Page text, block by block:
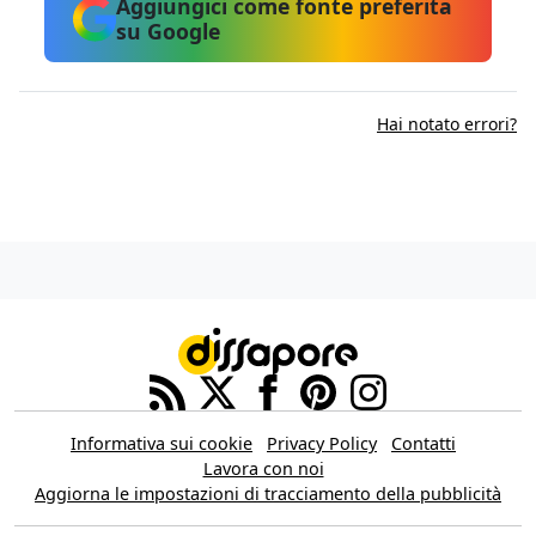
su Google
Hai notato errori?
Informativa sui cookie Privacy Policy
Contatti
Lavora con noi
Aggiorna le impostazioni di tracciamento della pubblicità